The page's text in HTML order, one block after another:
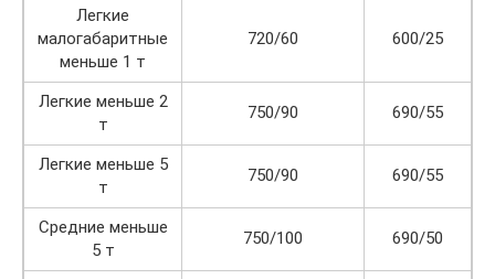
Легкие
малогабаритные
меньше 1 т
720/60 600/25
Легкие меньше 2
т
750/90 690/55
Легкие меньше 5
т
750/90 690/55
Средние меньше
5 т
750/100 690/50